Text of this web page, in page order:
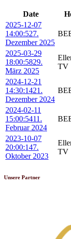
Date
2025-12-07
14:00:527.
Dezember 2025
2025-03-29
18:00:5829.
März 2025
TV
2024-12-21
14:30:1421.
Dezember 2024
2024-02-11
15:00:5411.
Februar 2024
2023-10-07
20:00:147.
Oktober 2023
TV
Unsere Partner